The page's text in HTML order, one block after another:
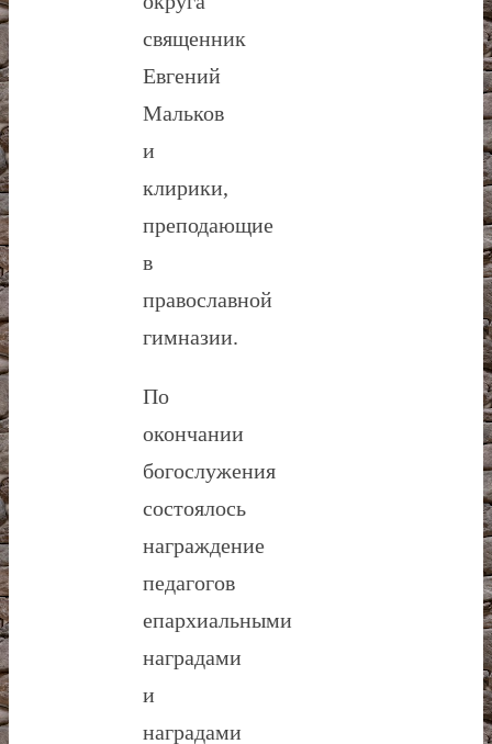
священник
Евгений
Мальков
и
клирики,
преподающие
в
православной
гимназии.
По
окончании
богослужения
состоялось
награждение
педагогов
епархиальными
наградами
и
наградами